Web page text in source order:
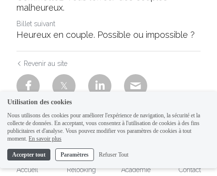
malheureux.
Billet suivant
Heureux en couple. Possible ou impossible ?
Revenir au site
Accueil Relooking Académie Contact
Utilisation des cookies
Nous utilisons des cookies pour améliorer l'expérience de navigation, la sécurité et la
collecte de données. En acceptant, vous consentez à l'utilisation de cookies à des fins
publicitaires et d'analyse. Vous pouvez modifier vos paramètres de cookies à tout
moment. En savoir plus
Accepter tout Paramètres Refuser Tout